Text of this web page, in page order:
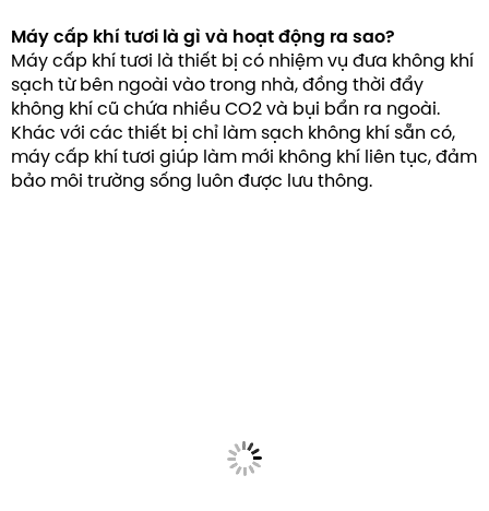
Máy cấp khí tươi là gì và hoạt động ra sao?
Máy cấp khí tươi là thiết bị có nhiệm vụ đưa không khí
sạch từ bên ngoài vào trong nhà, đồng thời đẩy
không khí cũ chứa nhiều CO2 và bụi bẩn ra ngoài.
Khác với các thiết bị chỉ làm sạch không khí sẵn có,
máy cấp khí tươi giúp làm mới không khí liên tục, đảm
bảo môi trường sống luôn được lưu thông.